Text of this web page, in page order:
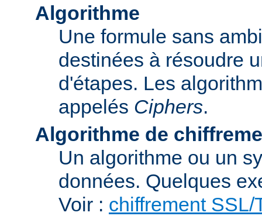
Algorithme
Une formule sans
destinées à résoudre
d'étapes. Les
appelés Ciphers.
Algorithme de
Un algorithme ou un
données. Quelques
Voir : chiffrement SSL/